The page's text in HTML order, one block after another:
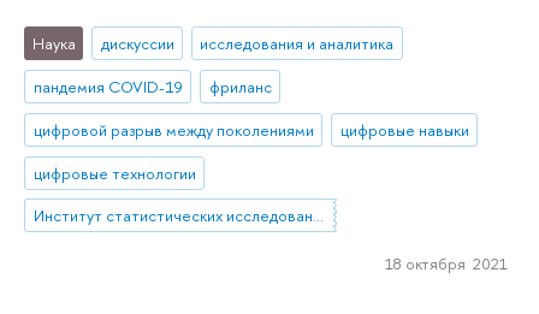
Наука дискуссии
исследования и аналитика
пандемия COVID-19
фриланс
цифровой разрыв между поколениями
цифровые навыки
цифровые технологии
Институт статистических исследований и экономики знаний
18 октября 2021